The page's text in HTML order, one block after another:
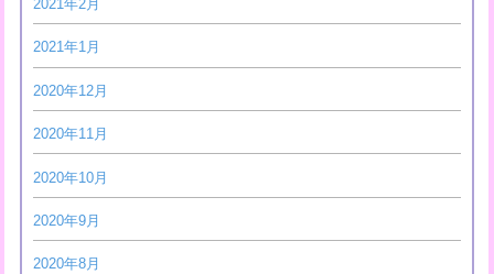
2021年2月
2021年1月
2020年12月
2020年11月
2020年10月
2020年9月
2020年8月